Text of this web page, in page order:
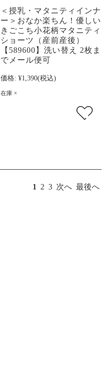
＜授乳・マタニティインナ
ー＞おなか楽ちん！優しい
きごこち小花柄マタニティ
ショーツ（産前産後）
【589600】洗い替え 2枚ま
でメール便可
価格: ¥1,390(税込)
在庫 ×
1 2 3 次へ 最後へ